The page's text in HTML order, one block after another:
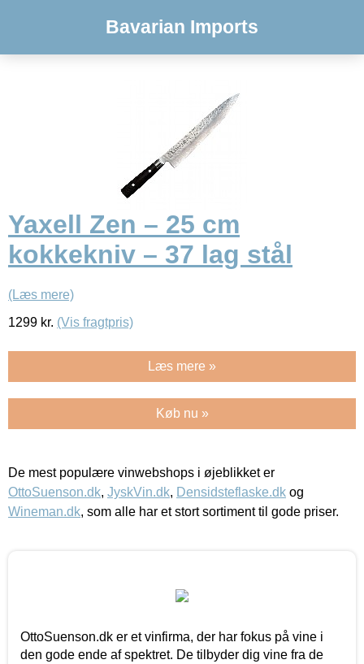
Bavarian Imports
Yaxell Zen – 25 cm
kokkekniv – 37 lag stål
(Læs mere)
1299 kr. (Vis fragtpris)
Læs mere »
Køb nu »
De mest populære vinwebshops i øjeblikket er
OttoSuenson.dk, JyskVin.dk, Densidsteflaske.dk og
Wineman.dk, som alle har et stort sortiment til gode priser.
OttoSuenson.dk er et vinfirma, der har fokus på vine i
den gode ende af spektret. De tilbyder dig vine fra de